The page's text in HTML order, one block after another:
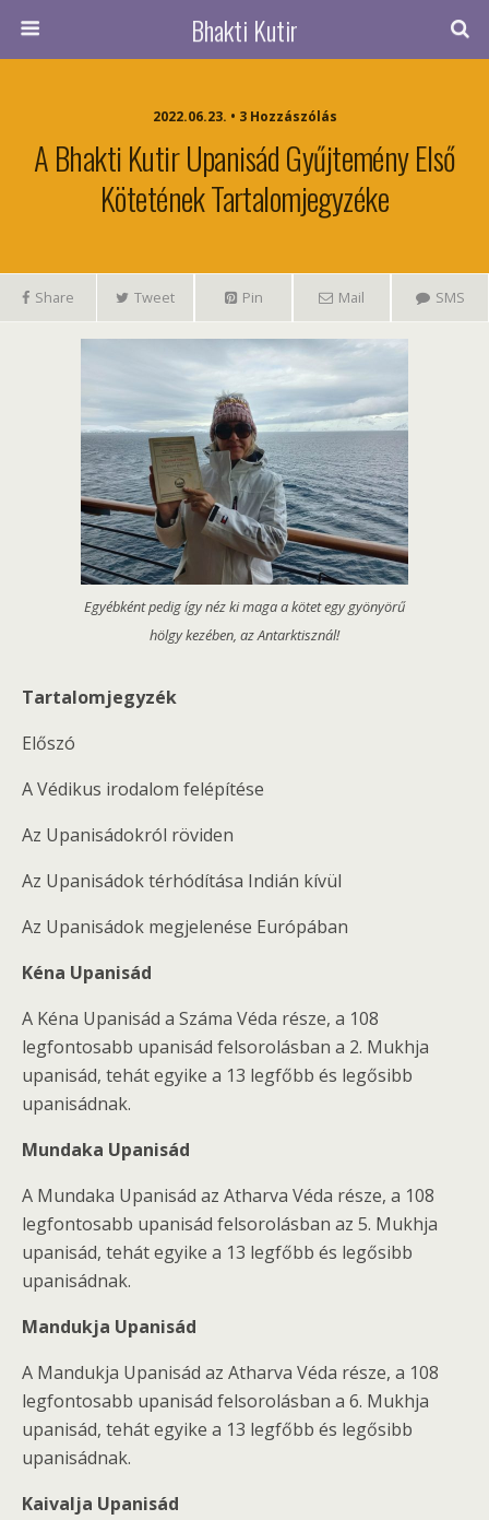
Bhakti Kutir
2022.06.23. • 3 Hozzászólás
A Bhakti Kutir Upanisád Gyűjtemény Első
Kötetének Tartalomjegyzéke
Share Tweet Pin Mail SMS
Egyébként pedig így néz ki maga a kötet egy gyönyörű
hölgy kezében, az Antarktisznál!
Tartalomjegyzék
Előszó
A Védikus irodalom felépítése
Az Upanisádokról röviden
Az Upanisádok térhódítása Indián kívül
Az Upanisádok megjelenése Európában
Kéna Upanisád
A Kéna Upanisád a Száma Véda része, a 108
legfontosabb upanisád felsorolásban a 2. Mukhja
upanisád, tehát egyike a 13 legfőbb és legősibb
upanisádnak.
Mundaka Upanisád
A Mundaka Upanisád az Atharva Véda része, a 108
legfontosabb upanisád felsorolásban az 5. Mukhja
upanisád, tehát egyike a 13 legfőbb és legősibb
upanisádnak.
Mandukja Upanisád
A Mandukja Upanisád az Atharva Véda része, a 108
legfontosabb upanisád felsorolásban a 6. Mukhja
upanisád, tehát egyike a 13 legfőbb és legősibb
upanisádnak.
Kaivalja Upanisád